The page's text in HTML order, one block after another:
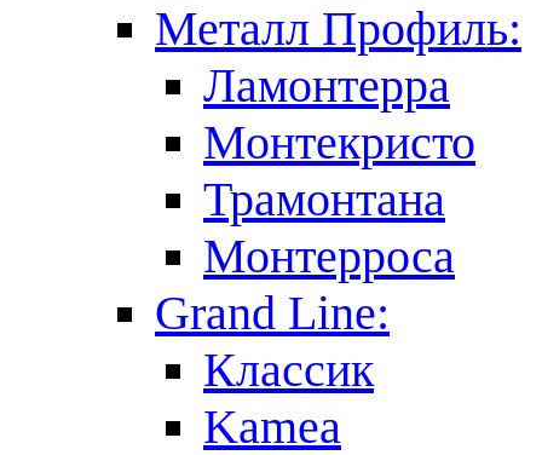
Металл Профиль:
Ламонтерра
Монтекристо
Трамонтана
Монтерроса
Grand Line:
Классик
Kamea